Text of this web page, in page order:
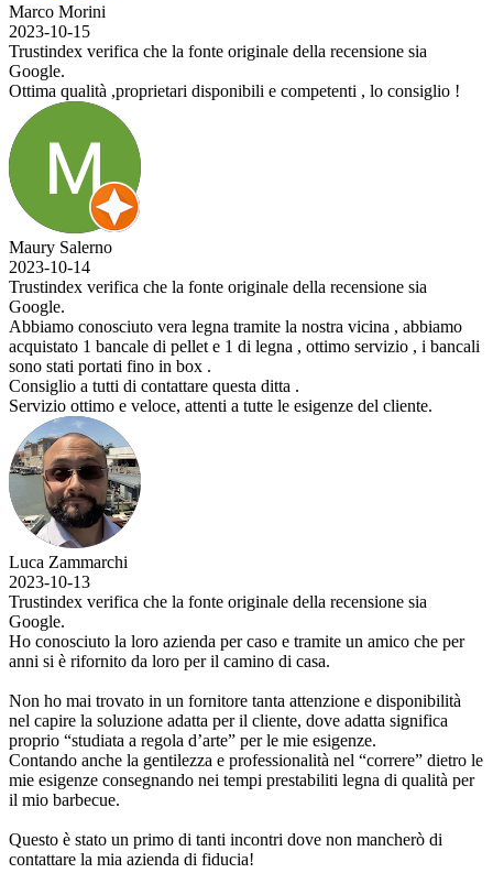
Marco Morini
2023-10-15
Trustindex verifica che la fonte originale della recensione sia
Google.
Ottima qualità ,proprietari disponibili e competenti , lo consiglio !
Maury Salerno
2023-10-14
Trustindex verifica che la fonte originale della recensione sia
Google.
Abbiamo conosciuto vera legna tramite la nostra vicina , abbiamo
acquistato 1 bancale di pellet e 1 di legna , ottimo servizio , i bancali
sono stati portati fino in box .
Consiglio a tutti di contattare questa ditta .
Servizio ottimo e veloce, attenti a tutte le esigenze del cliente.
Luca Zammarchi
2023-10-13
Trustindex verifica che la fonte originale della recensione sia
Google.
Ho conosciuto la loro azienda per caso e tramite un amico che per
anni si è rifornito da loro per il camino di casa.
Non ho mai trovato in un fornitore tanta attenzione e disponibilità
nel capire la soluzione adatta per il cliente, dove adatta significa
proprio “studiata a regola d’arte” per le mie esigenze.
Contando anche la gentilezza e professionalità nel “correre” dietro le
mie esigenze consegnando nei tempi prestabiliti legna di qualità per
il mio barbecue.
Questo è stato un primo di tanti incontri dove non mancherò di
contattare la mia azienda di fiducia!